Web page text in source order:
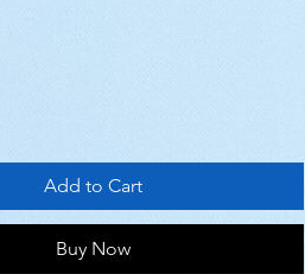
Add to Cart
Buy Now